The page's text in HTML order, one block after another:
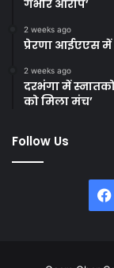
गंभीर आरोप’
2 weeks ago
प्रेरणा आईएएस में
2 weeks ago
दरभंगा में
को मिला मंच’
Follow Us